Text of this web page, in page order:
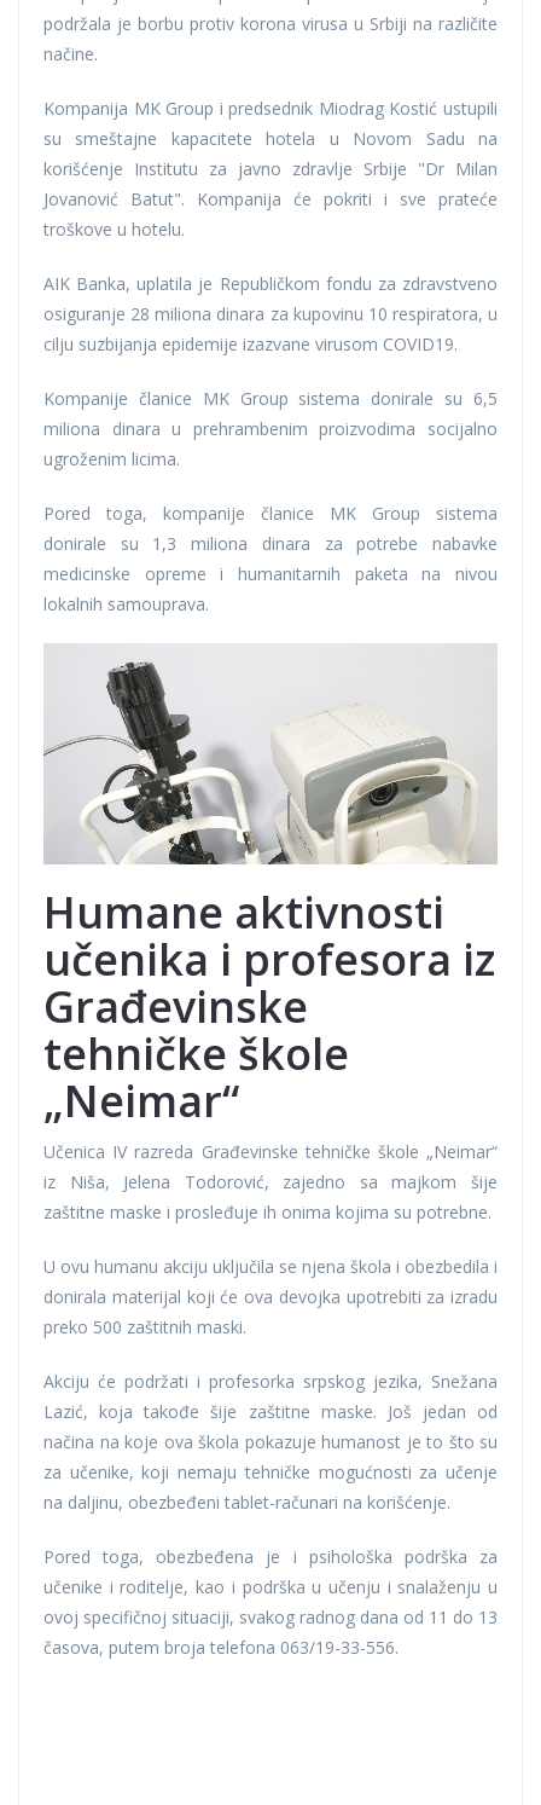
podržala je borbu protiv korona virusa u Srbiji na različite
načine.
Kompanija MK Group i predsednik Miodrag Kostić ustupili
su smeštajne kapacitete hotela u Novom Sadu na
korišćenje Institutu za javno zdravlje Srbije "Dr Milan
Jovanović Batut". Kompanija će pokriti i sve prateće
troškove u hotelu.
AIK Banka, uplatila je Republičkom fondu za zdravstveno
osiguranje 28 miliona dinara za kupovinu 10 respiratora, u
cilju suzbijanja epidemije izazvane virusom COVID19.
Kompanije članice MK Group sistema donirale su 6,5
miliona dinara u prehrambenim proizvodima socijalno
ugroženim licima.
Pored toga, kompanije članice MK Group sistema
donirale su 1,3 miliona dinara za potrebe nabavke
medicinske opreme i humanitarnih paketa na nivou
lokalnih samouprava.
Humane aktivnosti
učenika i profesora iz
Građevinske
tehničke škole
„Neimar“
Učenica IV razreda Građevinske tehničke škole „Neimar“
iz Niša, Jelena Todorović, zajedno sa majkom šije
zaštitne maske i prosleđuje ih onima kojima su potrebne.
U ovu humanu akciju uključila se njena škola i obezbedila i
donirala materijal koji će ova devojka upotrebiti za izradu
preko 500 zaštitnih maski.
Akciju će podržati i profesorka srpskog jezika, Snežana
Lazić, koja takođe šije zaštitne maske. Još jedan od
načina na koje ova škola pokazuje humanost je to što su
za učenike, koji nemaju tehničke mogućnosti za učenje
na daljinu, obezbeđeni tablet-računari na korišćenje.
Pored toga, obezbeđena je i psihološka podrška za
učenike i roditelje, kao i podrška u učenju i snalaženju u
ovoj specifičnoj situaciji, svakog radnog dana od 11 do 13
časova, putem broja telefona 063/19-33-556.